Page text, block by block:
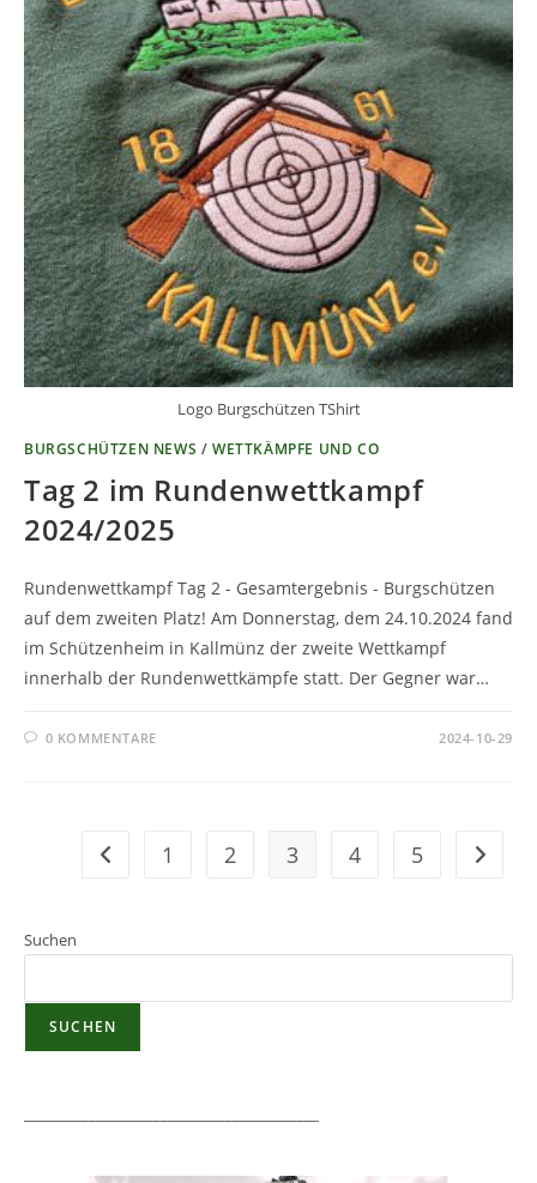
Logo Burgschützen TShirt
BURGSCHÜTZEN NEWS /WETTKÄMPFE UND CO
Tag 2 im Rundenwettkampf
2024/2025
Rundenwettkampf Tag 2 - Gesamtergebnis - Burgschützen
auf dem zweiten Platz! Am Donnerstag, dem 24.10.2024 fand
im Schützenheim in Kallmünz der zweite Wettkampf
innerhalb der Rundenwettkämpfe statt. Der Gegner war…
0 KOMMENTARE 2024-10-29
1 2 3 4 5
Suchen
SUCHEN